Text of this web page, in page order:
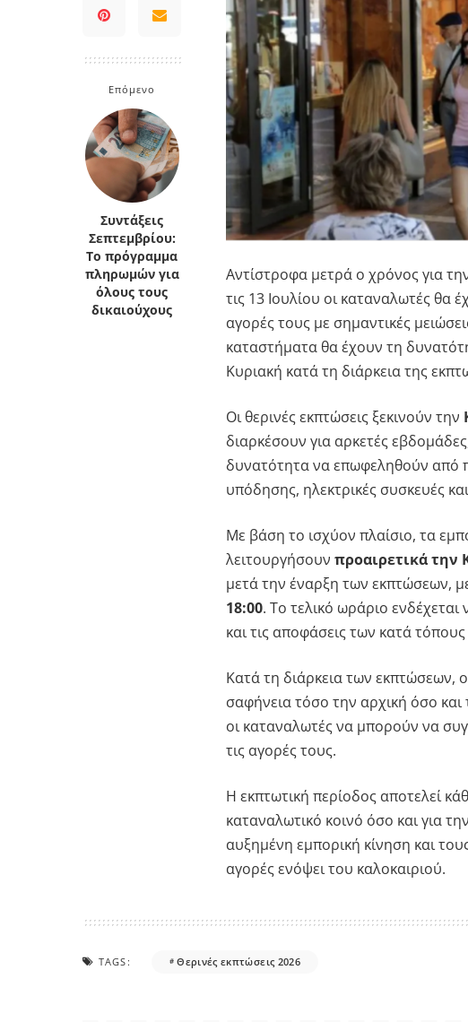
Κρήτη
Πελοπόννησος
Επόμενο
Συντάξεις
Σεπτεμβρίου:
Το πρόγραμμα
πληρωμών για
όλους τους
δικαιούχους
Αντίστροφα μετρά ο χρόνος για
τις 13 Ιουλίου οι καταναλωτές θα
αγορές τους με σημαντικές
καταστήματα θα έχουν τη
Κυριακή κατά τη διάρκεια της
Οι θερινές εκπτώσεις ξεκινούν την
διαρκέσουν για αρκετές
δυνατότητα να επωφεληθούν από
υπόδησης, ηλεκτρικές συσκευές
Με βάση το ισχύον πλαίσιο, τα
λειτουργήσουν προαιρετικά την
μετά την έναρξη των εκπτώσεων,
18:00. Το τελικό ωράριο
και τις αποφάσεις των κατά
Κατά τη διάρκεια των εκπτώσεων,
σαφήνεια τόσο την αρχική όσο
οι καταναλωτές να μπορούν να
τις αγορές τους.
Η εκπτωτική περίοδος αποτελεί
καταναλωτικό κοινό όσο και για
αυξημένη εμπορική κίνηση και
αγορές ενόψει του καλοκαιριού.
TAGS: Θερινές εκπτώσεις 2026